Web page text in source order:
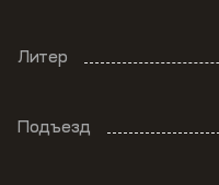
Литер
Подъезд